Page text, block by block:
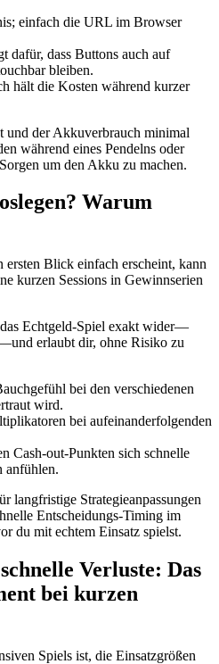
einfach die URL im Browser
dafür, dass Buttons auch auf
bleiben.
hält die Kosten während kurzer
und der Akkuverbrauch minimal
während eines Pendelns oder
um den Akku zu machen.
Warum
Blick einfach erscheint, kann
kurzen Sessions in Gewinnserien
Echtgeld‑Spiel exakt wider—
erlaubt dir, ohne Risiko zu
bei den verschiedenen
wird.
bei aufeinanderfolgenden
Cash‑out‑Punkten sich schnelle
anfühlen.
langfristige Strategieanpassungen
Entscheidungs‑Timing im
du mit echtem Einsatz spielst.
Verluste: Das
bei kurzen
Spiels ist, die Einsatzgrößen